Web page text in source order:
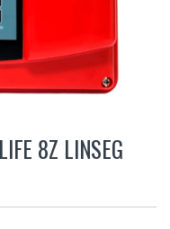
8Z LINSEG